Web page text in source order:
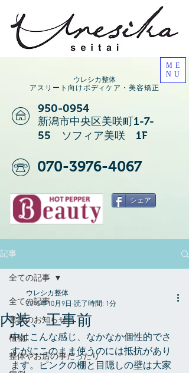
ウレシカ整体
アスリート向けボディケア・美容矯正
ME
NU
950-0954
新潟市中央区美咲町1-7-
55 ソフィア美咲 1F
070-3976-4067
シェア
記事
全ての記事
営業のお知らせ
植物
整体やお店の事だったり
全ての記事
内装、工事前
ウレシカ整体
2015年10月9日 読了時間: 1分
中はこんな感じ、なかなか個性的でさ
すがにこのまま使うのには抵抗があり
ます。ピンクの棚と目隠しの壁は大家